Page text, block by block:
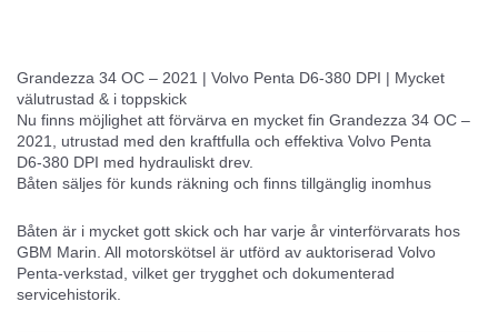
Grandezza 34 OC – 2021 | Volvo Penta D6‑380 DPI | Mycket
välutrustad & i toppskick
Nu finns möjlighet att förvärva en mycket fin Grandezza 34 OC –
2021
, utrustad med den kraftfulla och effektiva Volvo Penta
D6‑380 DPI med hydrauliskt drev.
Båten säljes för kunds räkning och finns tillgänglig inomhus
Båten är i mycket gott skick och har varje år vinterförvarats hos
GBM Marin . All motorskötsel är utförd av auktoriserad Volvo
Penta‑verkstad , vilket ger trygghet och dokumenterad
servicehistorik.